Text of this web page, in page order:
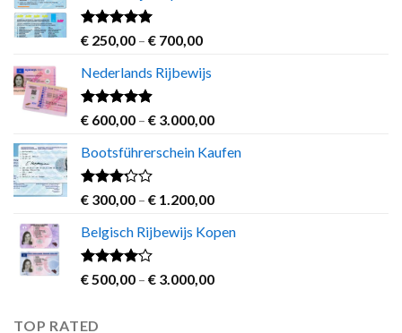
Rated4.63
out of 5
€ 250,00 – € 700,00Price
€ 250,00
€ 700,00
Nederlands Rijbewijs
Rated4.60
out of 5
€ 600,00 – € 3.000,00Price
€ 600,00
€ 3.000,00
Bootsführerschein Kaufen
Rated
out of
5
€ 300,00 – € 1.200,00Price
€ 300,00
€ 1.200,00
Belgisch Rijbewijs Kopen
Rated
out
€500,00 – € 3.000,00Price
TOP RATED